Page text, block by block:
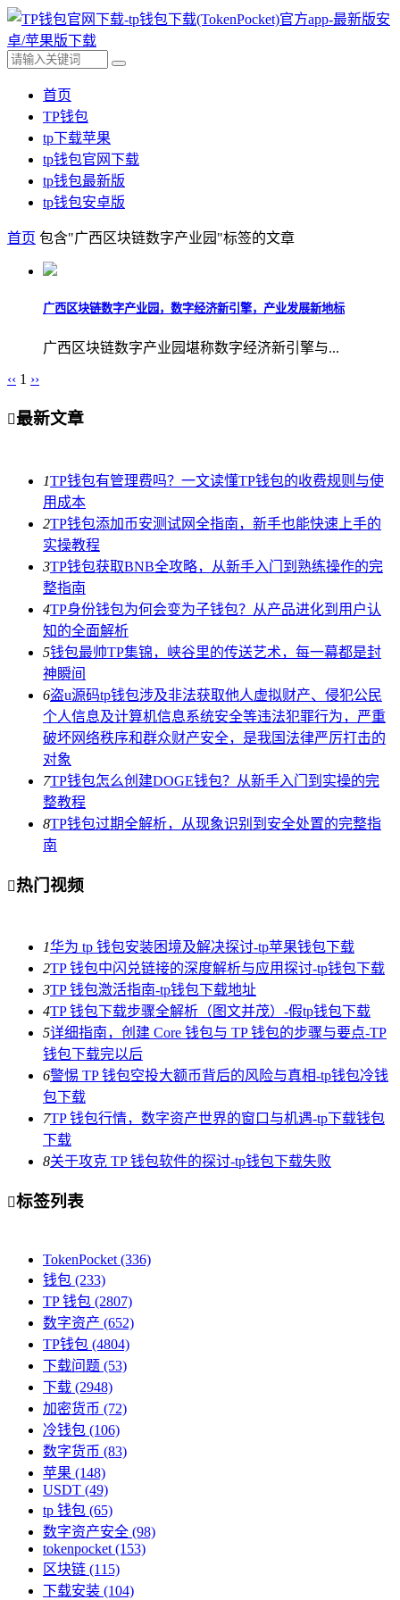
首页
TP钱包
tp下载苹果
tp钱包官网下载
tp钱包最新版
tp钱包安卓版
首页 包含"广西区块链数字产业园"标签的文章
广西区块链数字产业园，数字经济新引擎，产业发展新地标
广西区块链数字产业园堪称数字经济新引擎与...
‹‹ 1 ››
最新文章
1TP钱包有管理费吗？一文读懂TP钱包的收费规则与使
用成本
2TP钱包添加币安测试网全指南，新手也能快速上手的
实操教程
3TP钱包获取BNB全攻略，从新手入门到熟练操作的完
整指南
4TP身份钱包为何会变为子钱包？从产品进化到用户认
知的全面解析
5钱包最帅TP集锦，峡谷里的传送艺术，每一幕都是封
神瞬间
6盗u源码tp钱包涉及非法获取他人虚拟财产、侵犯公民
个人信息及计算机信息系统安全等违法犯罪行为，严重
破坏网络秩序和群众财产安全，是我国法律严厉打击的
对象
7TP钱包怎么创建DOGE钱包？从新手入门到实操的完
整教程
8TP钱包过期全解析，从现象识别到安全处置的完整指
南
热门视频
1华为 tp 钱包安装困境及解决探讨-tp苹果钱包下载
2TP 钱包中闪兑链接的深度解析与应用探讨-tp钱包下载
3TP 钱包激活指南-tp钱包下载地址
4TP 钱包下载步骤全解析（图文并茂）-假tp钱包下载
5详细指南，创建 Core 钱包与 TP 钱包的步骤与要点-TP
钱包下载完以后
6警惕 TP 钱包空投大额币背后的风险与真相-tp钱包冷钱
包下载
7TP 钱包行情，数字资产世界的窗口与机遇-tp下载钱包
下载
8关于攻克 TP 钱包软件的探讨-tp钱包下载失败
标签列表
TokenPocket (336)
钱包 (233)
TP 钱包 (2807)
数字资产 (652)
TP钱包 (4804)
下载问题 (53)
下载 (2948)
加密货币 (72)
冷钱包 (106)
数字货币 (83)
苹果 (148)
USDT (49)
tp 钱包 (65)
数字资产安全 (98)
tokenpocket (153)
区块链 (115)
下载安装 (104)